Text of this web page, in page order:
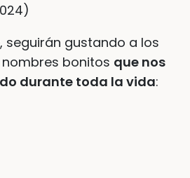
seguirán gustando a los
bonitos que nos
durante toda la vida: